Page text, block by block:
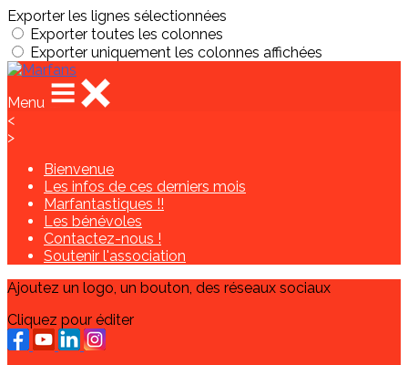
Exporter les lignes sélectionnées
Exporter toutes les colonnes
Exporter uniquement les colonnes affichées
Menu
<
>
Bienvenue
Les infos de ces derniers mois
Marfantastiques !!
Les bénévoles
Contactez-nous !
Soutenir l'association
Ajoutez un logo, un bouton, des réseaux sociaux
Cliquez pour éditer